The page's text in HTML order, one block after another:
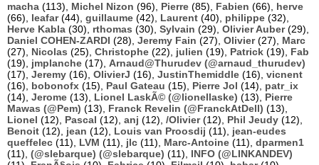
macha (113), Michel Nizon (96), Pierre (85), Fabien (66), herve
(66), leafar(44), guillaume (42), Laurent (40), philippe (32),
Herve Kabla (30), rthomas (30), Sylvain (29), Olivier Auber(29),
Daniel COHEN-ZARDI (28), Jeremy Fain (27), Olivier(27), Marc
(27), Nicolas (25), Christophe (22), julien (19), Patrick (19), Fab
(19), jmplanche (17), Arnaud@Thurudev (@arnaud_thurudev)
(17), Jeremy (16), OlivierJ (16), JustinThemiddle (16), vicnent
(16), bobonofx (15), Paul Gateau (15), Pierre Jol (14), patr_ix
(14), Jerome (13), Lionel LaskÃ© (@lionellaske) (13), Pierre
Mawas (@Pem) (13), Franck Revelin (@FranckAtDell) (13),
Lionel (12), Pascal (12), anj (12), /Olivier(12), Phil Jeudy (12),
Benoit (12), jean (12), Louis van Proosdij (11), jean-eudes
queffelec (11), LVM (11), jlc (11), Marc-Antoine (11), dparmen1
(11), (@slebarque) (@slebarque) (11), INFO (@LINKANDEV)